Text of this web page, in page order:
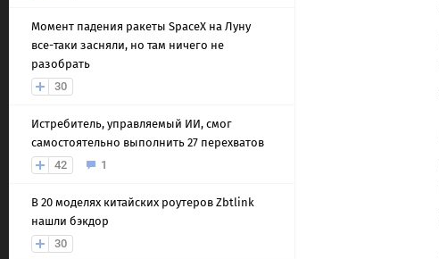
Момент падения ракеты SpaceX на Луну
все-таки засняли, но там ничего не
разобрать
30
Истребитель, управляемый ИИ, смог
самостоятельно выполнить 27 перехватов
42
1
В 20 моделях китайских роутеров Zbtlink
нашли бэкдор
30